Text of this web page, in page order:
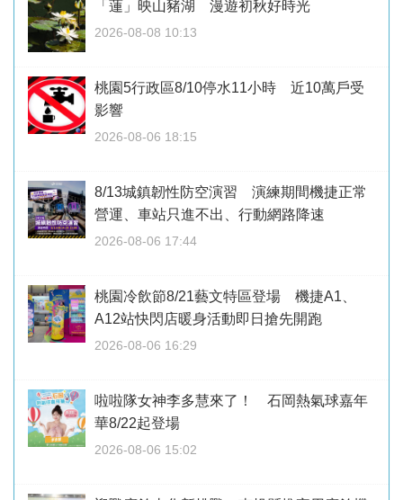
「蓮」映山豬湖 漫遊初秋好時光
2026-08-08 10:13
桃園5行政區8/10停水11小時 近10萬戶受
影響
2026-08-06 18:15
8/13城鎮韌性防空演習 演練期間機捷正常
營運、車站只進不出、行動網路降速
2026-08-06 17:44
桃園冷飲節8/21藝文特區登場 機捷A1、
A12站快閃店暖身活動即日搶先開跑
2026-08-06 16:29
啦啦隊女神李多慧來了！ 石岡熱氣球嘉年
華8/22起登場
2026-08-06 15:02